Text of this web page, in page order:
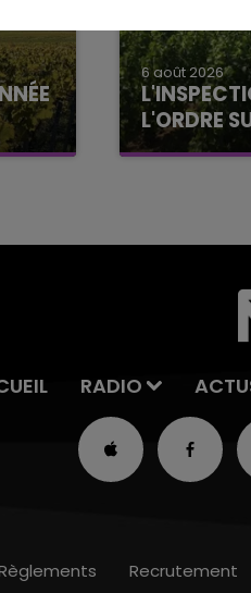
6 août 2026
L'ORDRE
Alors que
RADIO
Recrutement